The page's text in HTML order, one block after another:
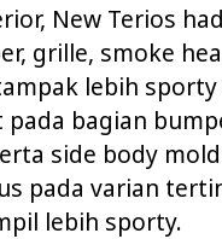
New Terios
grille, smoke
lebih
pada bagian
side body
pada varian
lebih sporty.